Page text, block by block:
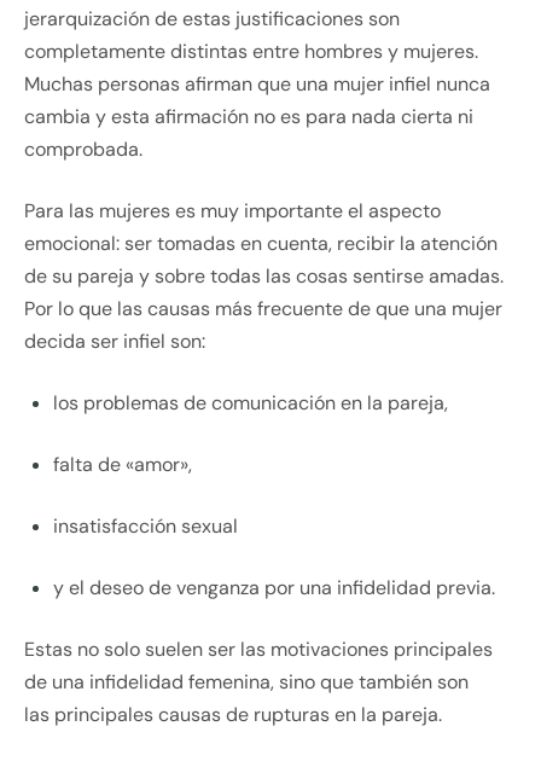
jerarquización de estas justificaciones son
completamente distintas entre hombres y mujeres.
Muchas personas afirman que una mujer infiel nunca
cambia y esta afirmación no es para nada cierta ni
comprobada.
Para las mujeres es muy importante el aspecto
emocional: ser tomadas en cuenta, recibir la atención
de su pareja y sobre todas las cosas sentirse amadas.
Por lo que las causas más frecuente de que una mujer
decida ser infiel son:
los problemas de comunicación en la pareja,
falta de «amor»,
insatisfacción sexual
y el deseo de venganza por una infidelidad previa.
Estas no solo suelen ser las motivaciones principales
de una infidelidad femenina, sino que también son
las principales causas de rupturas en la pareja.